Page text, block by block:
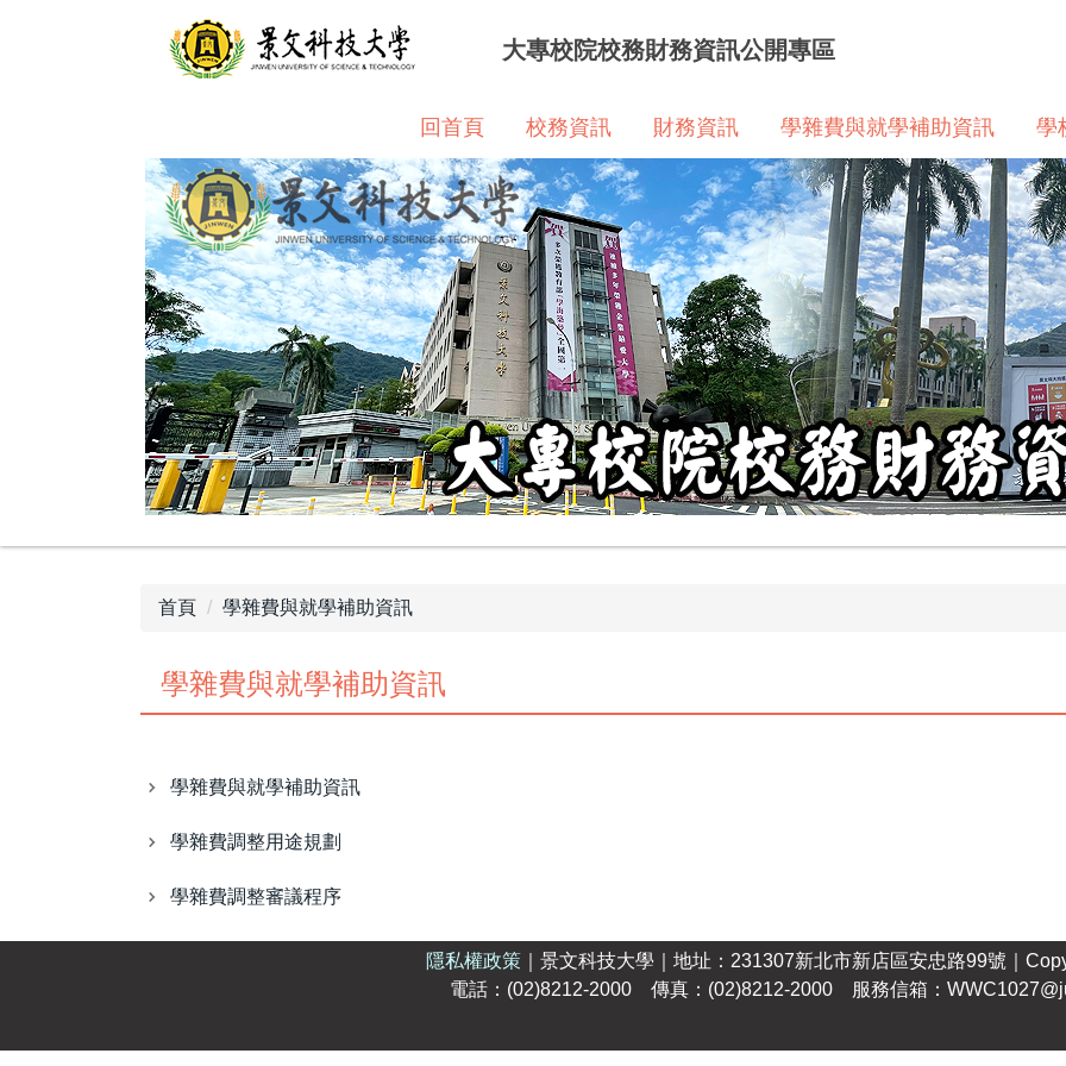
大專校院校務財務資訊公開專區
回首頁 校務資訊 財務資訊 學雜費與就學補助資訊 學
首頁 學雜費與就學補助資訊
學雜費與就學補助資訊
學雜費與就學補助資訊
學雜費調整用途規劃
學雜費調整審議程序
隱私權政策｜ 景文科技大學 地址：231307新北市新店區安忠路99號 ｜
電話：(02)8212-2000 傳真：(02)8212-2000 服務信箱：